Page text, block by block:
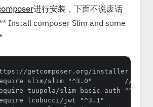
进行安装，下面不说废话
Install composer Slim and some
getcomposer.org/installer |
require slim/slim "^3.0"        //
require tuupola/slim-basic-auth
require lcobucci/jwt "^3.1"        //